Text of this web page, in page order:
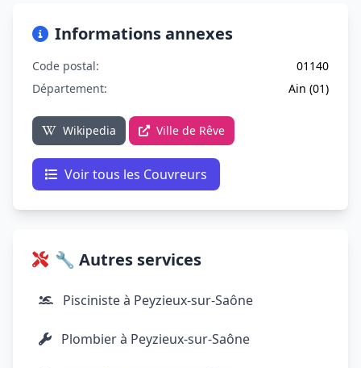
Informations annexes
Code postal:
01140
Département:
Ain (01)
Wikipedia Ville de Rêve
Voir tous les Couvreurs
🔧 Autres services
Pisciniste à Peyzieux-sur-Saône
Plombier à Peyzieux-sur-Saône